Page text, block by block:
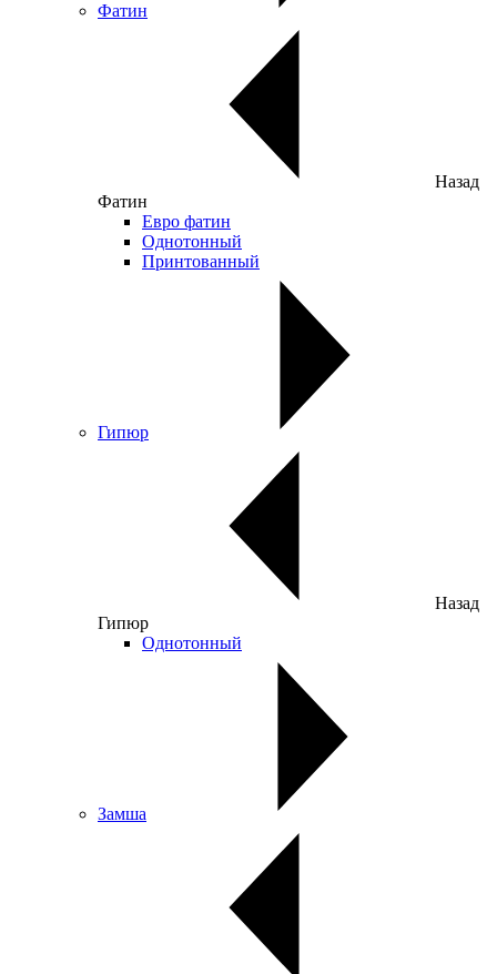
Фатин
Назад
Фатин
Евро фатин
Однотонный
Принтованный
Гипюр
Назад
Гипюр
Однотонный
Замша